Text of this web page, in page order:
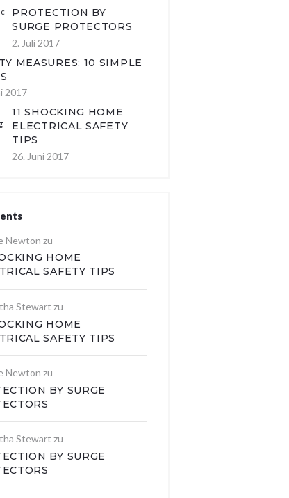
PROTECTION BY
SURGE PROTECTORS
2. Juli 2017
MEASURES: 10 SIMPLE
2017
11 SHOCKING HOME
ELECTRICAL SAFETY
TIPS
26. Juni 2017
Newton zu
HOME
SAFETY TIPS
Stewart zu
HOME
SAFETY TIPS
Newton zu
BY SURGE
Stewart zu
BY SURGE